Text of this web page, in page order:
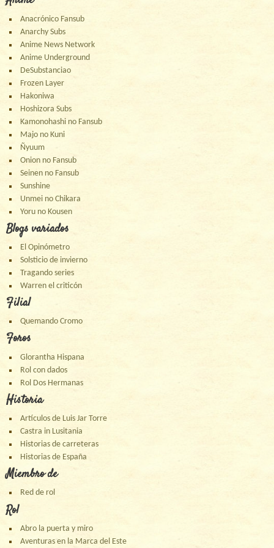
Anacrónico Fansub
Anarchy Subs
Anime News Network
Anime Underground
DeSubstanciao
Frozen Layer
Hakoniwa
Hoshizora Subs
Kamonohashi no Fansub
Majo no Kuni
Ñyuum
Onion no Fansub
Seinen no Fansub
Sunshine
Unmei no Chikara
Yoru no Kousen
Blogs variados
El Opinómetro
Solsticio de invierno
Tragando series
Warren el criticón
Filial
Quemando Cromo
Foros
Glorantha Hispana
Rol con dados
Rol Dos Hermanas
Historia
Artículos de Luis Jar Torre
Castra in Lusitania
Historias de carreteras
Historias de España
Miembro de
Red de rol
Rol
Abro la puerta y miro
Aventuras en la Marca del Este